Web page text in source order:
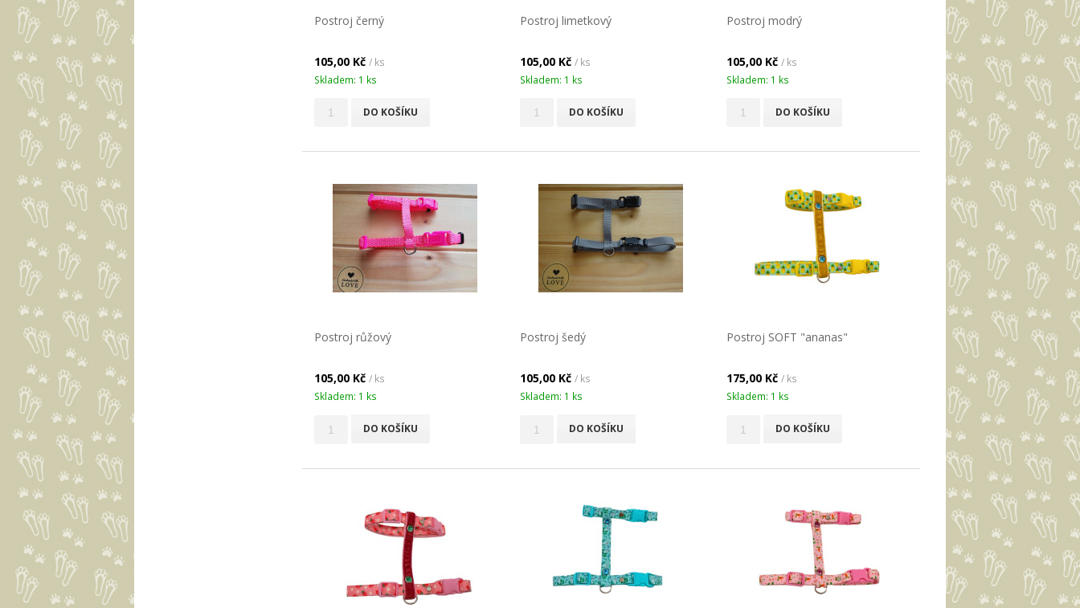
Postroj černý
105,00 Kč / ks
Skladem: 1 ks
DO KOŠÍKU
Postroj limetkový
105,00 Kč/ ks
Skladem: 1 ks
DO KOŠÍKU
Postroj modrý
105,00 Kč / ks
Skladem: 1 ks
DO KOŠÍKU
Postroj růžový
105,00 Kč / ks
Skladem: 1 ks
DO KOŠÍKU
Postroj šedý
105,00 Kč/ ks
Skladem: 1 ks
DO KOŠÍKU
Postroj SOFT "ananas"
175,00 Kč / ks
Skladem: 1 ks
DO KOŠÍKU